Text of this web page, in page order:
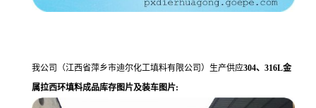
我公司（江西省萍乡市迪尔化工填料有限公司）生产供应304、316L金
属拉西环填料成品库存图片及装车图片: